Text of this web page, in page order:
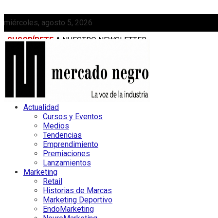
miércoles, agosto 5, 2026
SUSCRÍBETE A NUESTRO NEWSLETTER
MEDIAKIT
Actualidad
Cursos y Eventos
Medios
Tendencias
Emprendimiento
Premiaciones
Lanzamientos
Marketing
Retail
Historias de Marcas
Marketing Deportivo
EndoMarketing